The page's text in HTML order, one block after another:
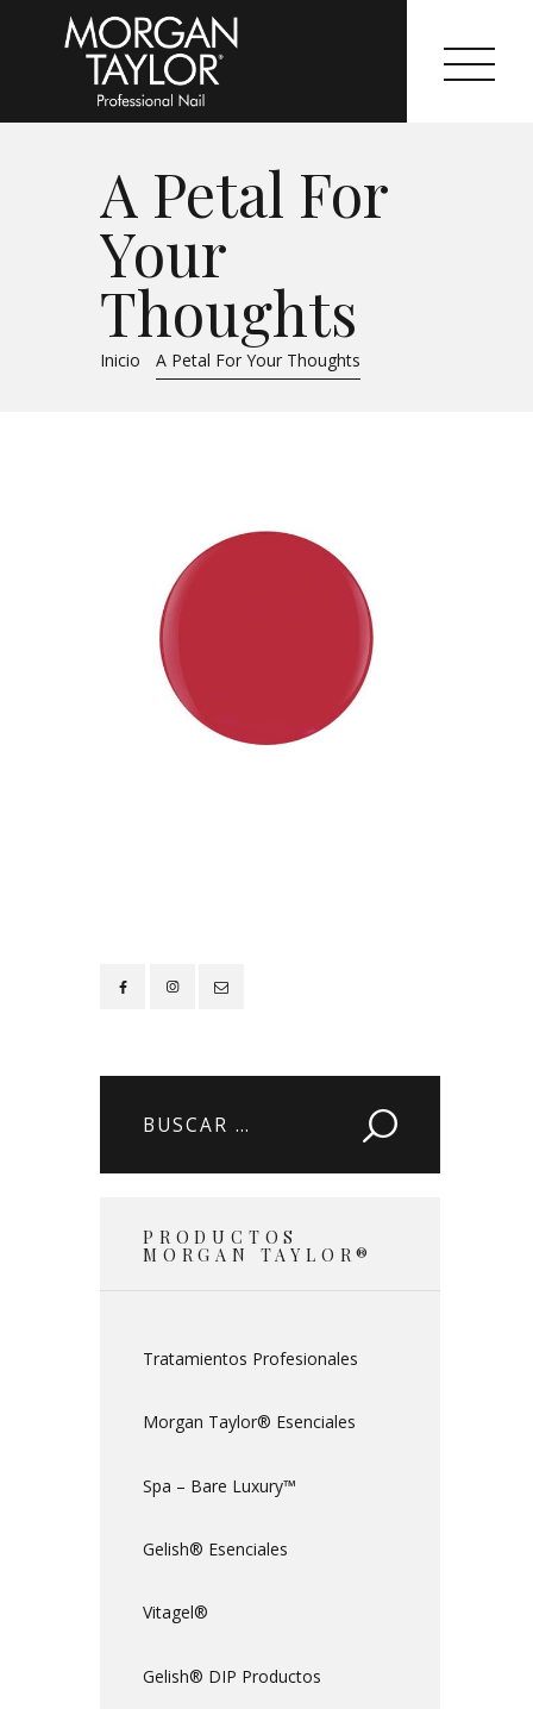
A Petal For
Your
Thoughts
Inicio A Petal For Your Thoughts
Morgan Taylor®
Sistemas Profesionales
Cartas de Color
Catálogo
Buscar:
PRODUCTOS
MORGAN TAYLOR®
Tratamientos Profesionales
Morgan Taylor® Esenciales
Spa – Bare Luxury™
Gelish® Esenciales
Vitagel®
Gelish® DIP Productos